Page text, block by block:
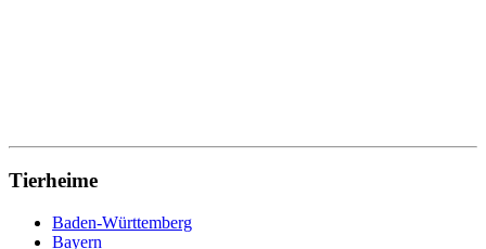
Tierheime
Baden-Württemberg
Bayern